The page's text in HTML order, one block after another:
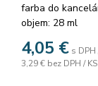
farba do
objem: 28 ml
4,05 € s DPH
3,29 € bez DPH / KS